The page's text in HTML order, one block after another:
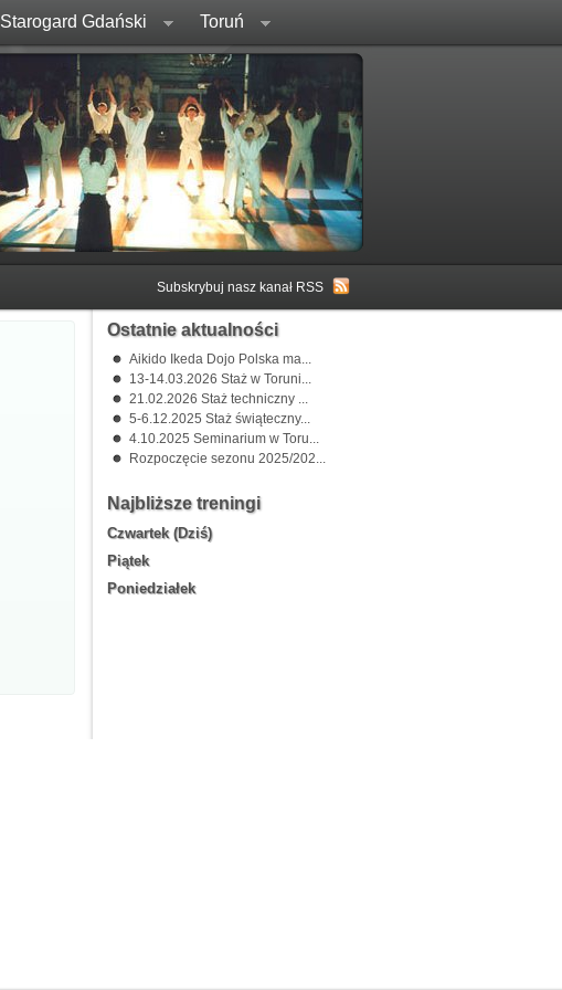
Starogard Gdański Toruń
Subskrybuj nasz kanał RSS
Ostatnie aktualności
Aikido Ikeda Dojo Polska ma...
13-14.03.2026 Staż w Toruni...
21.02.2026 Staż techniczny ...
5-6.12.2025 Staż świąteczny...
4.10.2025 Seminarium w Toru...
Rozpoczęcie sezonu 2025/202...
Najbliższe treningi
Czwartek (Dziś)
Piątek
Poniedziałek